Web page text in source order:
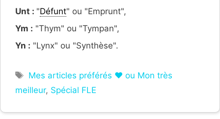
Unt : "Défunt" ou "Emprunt",
Ym : "Thym" ou "Tympan",
Yn : "Lynx" ou "Synthèse".
Étiquettes
Mes articles préférés ❤ ou Mon très
meilleur, Spécial FLE